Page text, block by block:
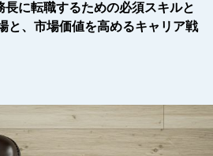
に転職するための必須スキルと
と、市場価値を高めるキャリア戦